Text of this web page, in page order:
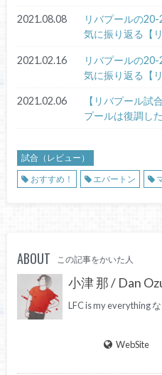
2021.08.08
リバプールの
気に振り返る【
2021.02.16
リバプールの
気に振り返る【
2021.02.06
【リバプール試
プールは復調し
試合（レビュー）
おすすめ！
エバートン
ABOUT この記事をかいた人
小津 那 / Dan
LFC is my everything
WebSite